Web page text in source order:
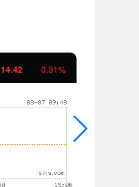
-11.59 -1.03%